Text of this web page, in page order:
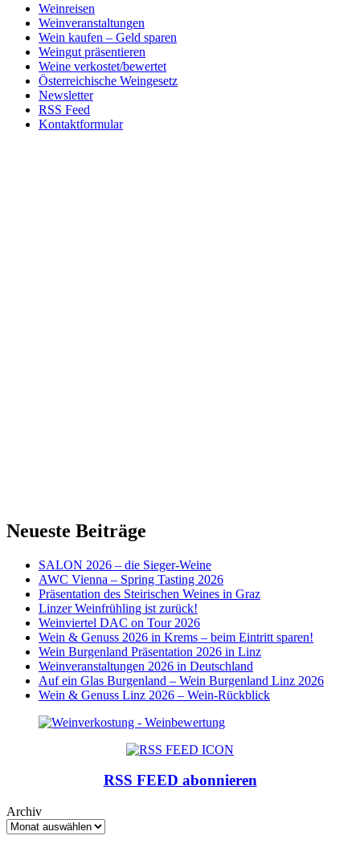
Weinreisen
Weinveranstaltungen
Wein kaufen – Geld sparen
Weingut präsentieren
Weine verkostet/bewertet
Österreichische Weingesetz
Newsletter
RSS Feed
Kontaktformular
Neueste Beiträge
SALON 2026 – die Sieger-Weine
AWC Vienna – Spring Tasting 2026
Präsentation des Steirischen Weines in Graz
Linzer Weinfrühling ist zurück!
Weinviertel DAC on Tour 2026
Wein & Genuss 2026 in Krems – beim Eintritt sparen!
Wein Burgenland Präsentation 2026 in Linz
Weinveranstaltungen 2026 in Deutschland
Auf ein Glas Burgenland – Wein Burgenland Linz 2026
Wein & Genuss Linz 2026 – Wein-Rückblick
RSS FEED abonnieren
Archiv